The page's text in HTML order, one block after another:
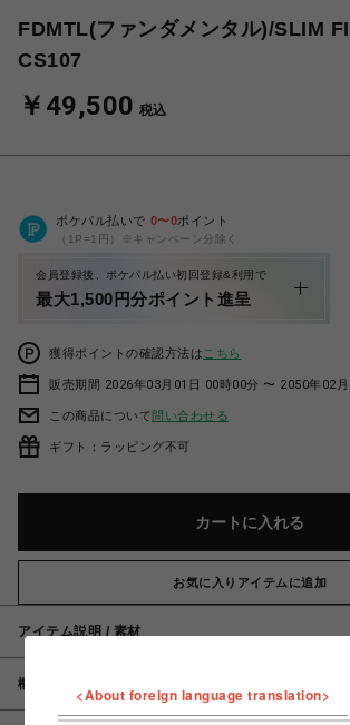
FDMTL(ファンダメンタル)/SLIM
CS107
￥49,500 税込
ポケパル払いで 0〜0ポイント
（1P=1円）※キャンペーン分除く
会員登録後、ポケパル払い初回登録&利用で
最大1,500円分ポイント進呈
獲得ポイントの確認方法は こちら
販売期間 2026年03月01日 00時00分 〜 2050年02
この商品について問い合わせる
ギフト：ラッピング不可
カートに入れる
お気に入りアイテムに追加
アイテム説明 / 素材
概要
<About foreign language translation>